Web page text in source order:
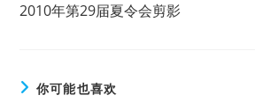
articles
2010年第29届夏令会剪影
你可能也喜欢